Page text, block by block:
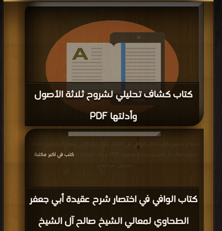
قراءة و تحميل كتاب كتاب شرح القصيدة الميمية PDF مجانا | مكتبة >
كتب في اكبر
موقع| التحميل : مرة/مرات
كتاب كشاف تحليلي لشروح ثلاثة الأصول
وأدلتها PDF
قراءة و تحميل كتاب كتاب كشاف تحليلي لشروح ثلاثة الأصول وأدلتها PDF مجانا |
مكتبة >كتب في Download Free | التحميل : مرة/مرات
كتاب الوافي في اختصار شرح عقيدة أبي جعفر
الطحاوي لمعالي الشيخ صالح آل الشيخ
قراءة و تحميل كتاب كتاب الوافي في اختصار شرح عقيدة أبي جعفر الطحاوي لمعالي
الشيخ صالح آل الشيخ نسخة مصورة PDF مجانا | مكتبة >
كتب في اكبر مكتبة
التحميل : مرة/مرات